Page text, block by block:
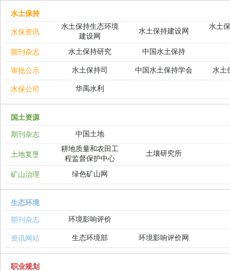
水土保持
水保资讯
水土保持生态环境
建设网
水土保持建设网
水土
期刊杂志 水土保持研究 中国水土保持
审批公示 水土保持司 中国水土保持学会 水土
水保公司 华禹水利
国土资源
期刊杂志
中国土地
土地复垦
耕地质量和农田工
程监督保护中心
土壤研究所
矿山治理 绿色矿山网
生态环境
期刊杂志
环境影响评价
资讯网站 生态环境部 环境影响评价网
职业规划